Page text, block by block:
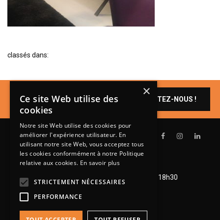
BIBLIOTHÈQUE
TABLE BASSE
TABLES
BAHUT
CONVERTIBLE
LITS RELEVABLES
CADRES DE LIT
classés dans:
Un produit vous
intéresse ?
CONTACTEZ-NOUS !
Lundi de 14h à 18h30
Mardi à vendredi de 9h à 12h et de 14h à 18h30
×
Ce site Web utilise des
cookies
Notre site Web utilise des cookies pour
améliorer l'expérience utilisateur. En
utilisant notre site Web, vous acceptez tous
les cookies conformément à notre Politique
relative aux cookies. En savoir plus
STRICTEMENT NÉCESSAIRES
PERFORMANCE